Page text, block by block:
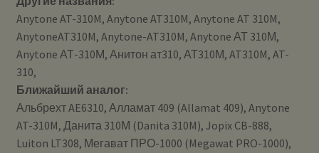
Anytone AT-310M, Anytone AT310M, Anytone AT 310M,
AnytoneAT310M, Anytone-AT310M, Anytone АТ 310М,
Anytone АТ-310М, Анитон ат310, АТ310М, AT310M, AT-
310,
Ближайший аналог:
Альбрехт AE6310, Алламат 409 (Allamat 409), Anytone
AT-310M, Данита 310М (Danita 310M), Jopix CB-888,
Luiton LT308, Мегават ПРО-1000 (Megawat PRO-1000),